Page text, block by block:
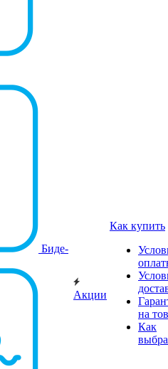
Биде-
Акции
Как купить
на
Как